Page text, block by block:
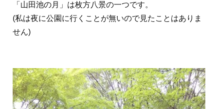
「山田池の月」は枚方八景の一つです。
(私は夜に公園に行くことが無いので見たことはありま
せん)